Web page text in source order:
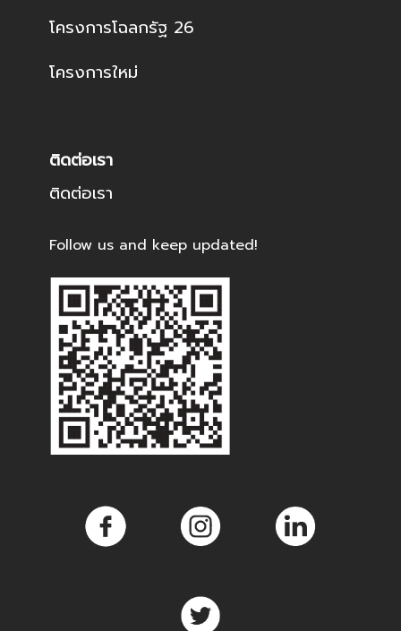
โครงการโฉลกรัฐ 26
โครงการใหม่
ติดต่อเรา
ติดต่อเรา
Follow us and keep updated!